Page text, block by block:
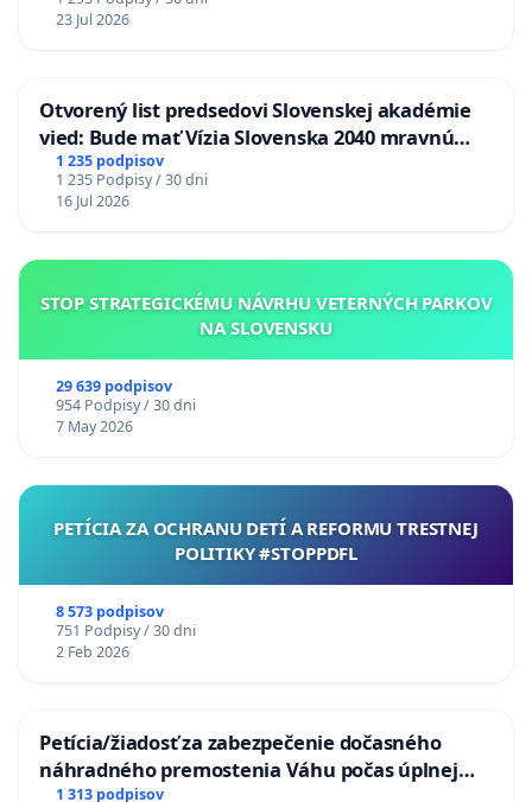
23 Jul 2026
Otvorený list predsedovi Slovenskej akadémie
vied: Bude mať Vízia Slovenska 2040 mravnú
chrbticu?
1 235 podpisov
1 235 Podpisy / 30 dni
16 Jul 2026
STOP STRATEGICKÉMU NÁVRHU VETERNÝCH PARKOV
NA SLOVENSKU
29 639 podpisov
954 Podpisy / 30 dni
7 May 2026
PETÍCIA ZA OCHRANU DETÍ A REFORMU TRESTNEJ
POLITIKY #STOPPDFL
8 573 podpisov
751 Podpisy / 30 dni
2 Feb 2026
Petícia/žiadosť za zabezpečenie dočasného
náhradného premostenia Váhu počas úplnej
1 313 podpisov